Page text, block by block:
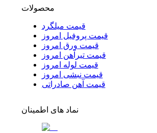
محصولات
قیمت میلگرد
قیمت پروفیل امروز
قیمت ورق امروز
قیمت تیرآهن امروز
قیمت لوله امروز
قیمت نبشی امروز
قیمت آهن صادراتی
نماد های اطمینان